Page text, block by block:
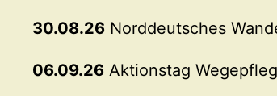
30.08.26 Norddeutsches
06.09.26 Aktionstag